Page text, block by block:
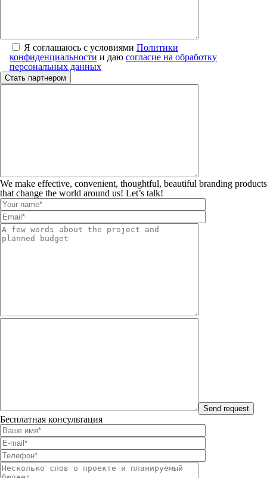
Я соглашаюсь с условиями Политики
конфиденциальности и даю согласие на обработку
персональных данных
We make effective, convenient, thoughtful, beautiful branding products
that change the world around us! Let’s talk!
Бесплатная консультация